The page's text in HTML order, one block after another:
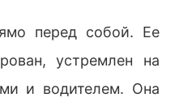
перед собой. Ее
устремлен на
и водителем. Она